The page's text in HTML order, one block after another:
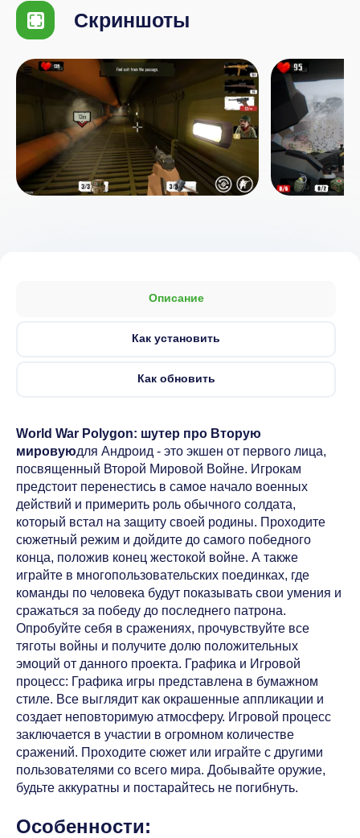
Скриншоты
Описание
Как установить
Как обновить
World War Polygon: шутер про Вторую
мировуюдля Андроид - это экшен от первого лица,
посвященный Второй Мировой Войне. Игрокам
предстоит перенестись в самое начало военных
действий и примерить роль обычного солдата,
который встал на защиту своей родины. Проходите
сюжетный режим и дойдите до самого победного
конца, положив конец жестокой войне. А также
играйте в многопользовательских поединках, где
команды по человека будут показывать свои умения и
сражаться за победу до последнего патрона.
Опробуйте себя в сражениях, прочувствуйте все
тяготы войны и получите долю положительных
эмоций от данного проекта. Графика и Игровой
процесс: Графика игры представлена в бумажном
стиле. Все выглядит как окрашенные аппликации и
создает неповторимую атмосферу. Игровой процесс
заключается в участии в огромном количестве
сражений. Проходите сюжет или играйте с другими
пользователями со всего мира. Добывайте оружие,
будьте аккуратны и постарайтесь не погибнуть.
Особенности: